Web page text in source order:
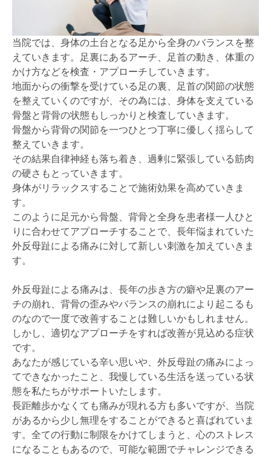
当院では、身体の土台となる足から全身のバランスを整
えていきます。足裏にあるアーチ、足首の動き、体重の
かけ方などを検査・アプローチしていきます。
地面からの衝撃を受けている足の裏、足首の関節の状態
を整えていくのですが、その為には、身体を支えている
骨盤と背骨の状態もしっかりと検査していきます。
骨盤から背骨の関節を一つひとつ丁寧に優しく揺らして
整えていきます。
その結果自律神経も落ち着き、過剰に緊張している筋肉
の硬さもとっていきます。
身体がリラックスすることで施術効果を高めていきま
す。
このように足元から骨盤、背骨と全身を患者様一人ひと
りに合わせてアプローチすることで、長年悩まれていた
外反母趾による痛みに対して新しい刺激を加えていきま
す。
外反母趾による痛みは、長年の歩き方の癖や足裏のアー
チの崩れ、背骨の歪みやバランスの崩れにより起こるも
のなので一度で改善することは難しいかもしれません。
しかし、適切なアプローチをすれば改善が見込める症状
です。
あなたが感じている辛い思いや、外反母趾の痛みによっ
てできなかったこと、我慢している生活を送っている状
態を私たちがサポートいたします。
長距離歩かなくても痛みが現れる方も多いですが、当院
があるから少し無理をすることができると喜ばれていま
す。全ての行動に制限をかけてしまうと、心のストレス
になることもあるので、可能な範囲でチャレンジできる